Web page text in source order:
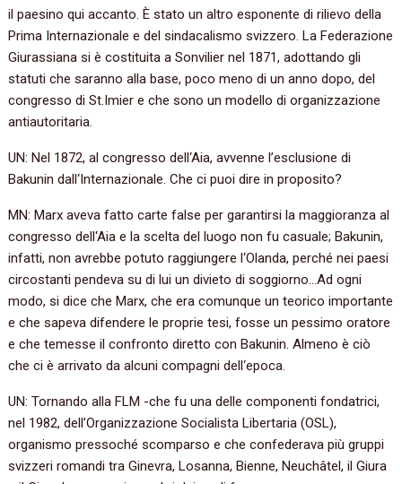
il paesino qui accanto. È stato un altro esponente di rilievo della
Prima Internazionale e del sindacalismo svizzero. La Federazione
Giurassiana si è costituita a Sonvilier nel 1871, adottando gli
statuti che saranno alla base, poco meno di un anno dopo, del
congresso di St.Imier e che sono un modello di organizzazione
antiautoritaria.
UN: Nel 1872, al congresso dell‘Aia, avvenne l’esclusione di
Bakunin dall‘Internazionale. Che ci puoi dire in proposito?
MN: Marx aveva fatto carte false per garantirsi la maggioranza al
congresso dell‘Aia e la scelta del luogo non fu casuale; Bakunin,
infatti, non avrebbe potuto raggiungere l‘Olanda, perché nei paesi
circostanti pendeva su di lui un divieto di soggiorno…Ad ogni
modo, si dice che Marx, che era comunque un teorico importante
e che sapeva difendere le proprie tesi, fosse un pessimo oratore
e che temesse il confronto diretto con Bakunin. Almeno è ciò
che ci è arrivato da alcuni compagni dell‘epoca.
UN: Tornando alla FLM -che fu una delle componenti fondatrici,
nel 1982, dell’Organizzazione Socialista Libertaria (OSL),
organismo pressoché scomparso e che confederava più gruppi
svizzeri romandi tra Ginevra, Losanna, Bienne, Neuchâtel, il Giura